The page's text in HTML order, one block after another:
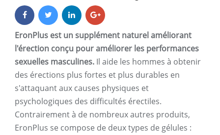
EronPlus est un supplément naturel améliorant
l'érection conçu pour améliorer les performances
sexuelles masculines. Il aide les hommes à obtenir
des érections plus fortes et plus durables en
s'attaquant aux causes physiques et
psychologiques des difficultés érectiles.
Contrairement à de nombreux autres produits,
EronPlus se compose de deux types de gélules :